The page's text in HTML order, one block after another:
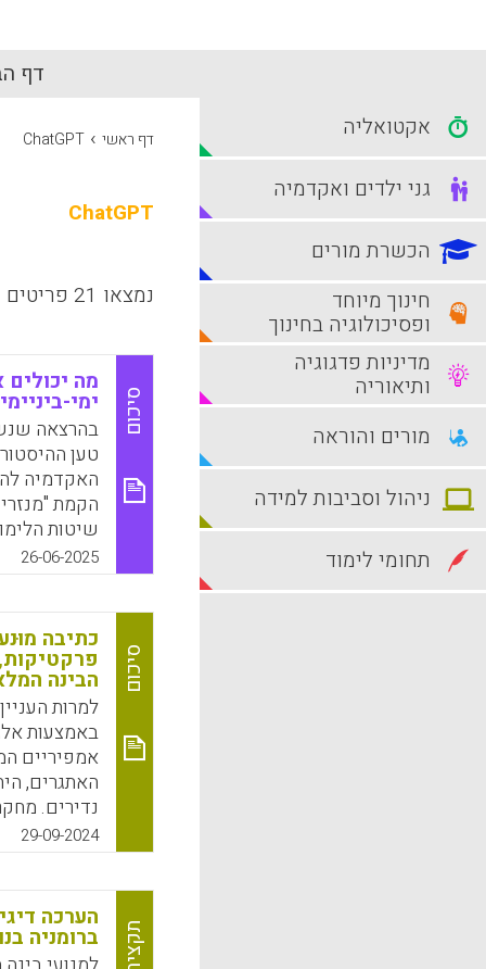
דף
דף ראשי ›
ChatGPT
ChatGPT
נמצאו 21 פריטים
סיכום
מה יכולים
ימי-
בהרצאה
טען
האקדמיה
הקמת
שיטות
אנחנו גם
למשך חלק
26-06-2025
סיכום
כתיבה
הבינה
למרות
אמפיריים
נדירים.
שלהם
29-09-2024
תקציר
הערכה
ברומניה
אקטואליה
גני ילדים ואקדמיה
הכשרת מורים
חינוך מיוחד
ופסיכולוגיה בחינוך
מדיניות פדגוגיה
ותיאוריה
מורים והוראה
ניהול וסביבות למידה
תחומי לימוד